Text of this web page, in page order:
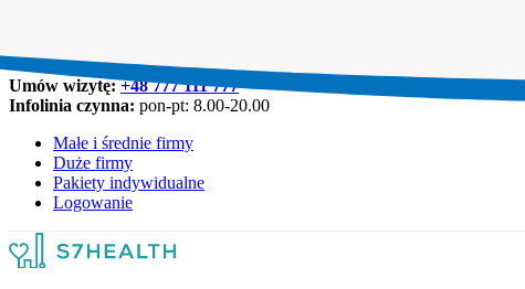
Umów wizytę:+48 777 111 777
Infolinia czynna: pon-pt: 8.00-20.00
Małe i średnie firmy
Duże firmy
Pakiety indywidualne
Logowanie